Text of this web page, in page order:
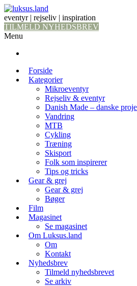
eventyr | rejseliv | inspiration
TILMELD NYHEDSBREV
Menu
Forside
Kategorier
Mikroeventyr
Rejseliv & eventyr
Danish Made – danske
Vandring
MTB
Cykling
Træning
Skisport
Folk som inspirerer
Tips og tricks
Gear & grej
Gear & grej
Bøger
Film
Magasinet
Se magasinet
Om Luksus.land
Om
Kontakt
Nyhedsbrev
Tilmeld nyhedsbrevet
Se arkiv